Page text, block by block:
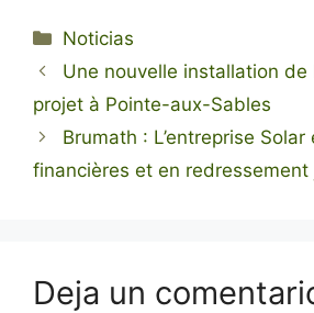
Categorías
Noticias
Une nouvelle installation de
projet à Pointe-aux-Sables
Brumath : L’entreprise
financières et en redressement
Deja un